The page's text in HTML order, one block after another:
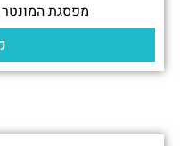
מפסגת המונטר